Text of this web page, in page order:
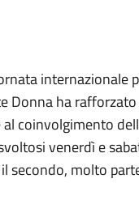
internazionale
Donna ha
coinvolgimento
venerdì e
secondo, molto